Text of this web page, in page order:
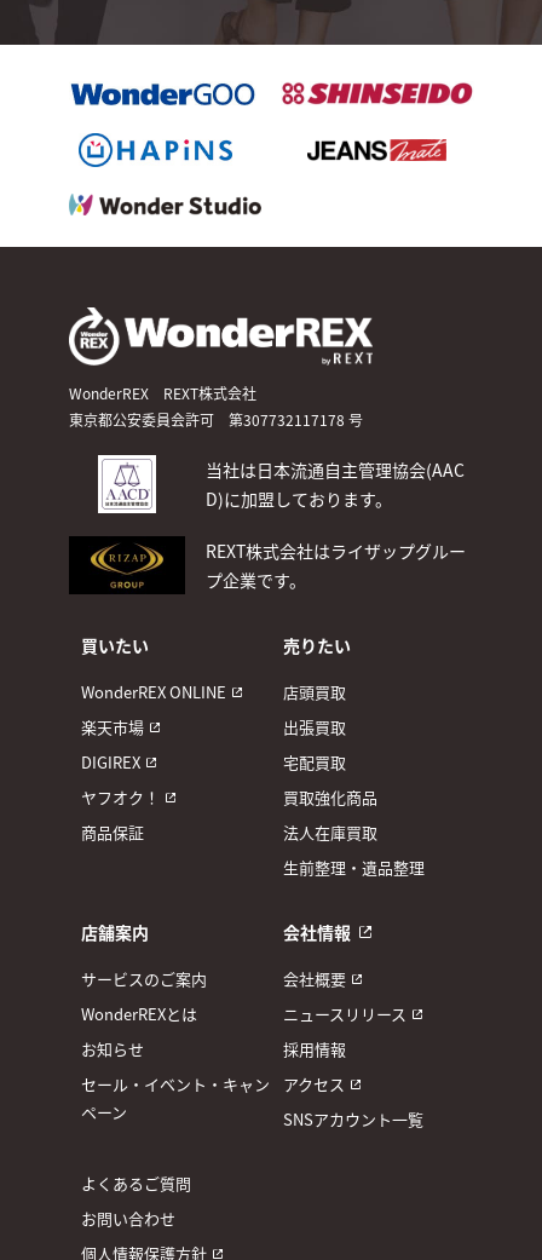
WonderREX REXT株式会社
東京都公安委員会許可 第307732117178 号
当社は日本流通自主管理協会(AAC
D)に加盟しております。
REXT株式会社はライザップグルー
プ企業です。
買いたい
WonderREX ONLINE
楽天市場
DIGIREX
ヤフオク！
商品保証
売りたい
店頭買取
出張買取
宅配買取
買取強化商品
法人在庫買取
生前整理・遺品整理
店舗案内
サービスのご案内
WonderREXとは
お知らせ
セール・イベント・キャン
ペーン
会社情報
会社概要
ニュースリリース
採用情報
アクセス
SNSアカウント一覧
よくあるご質問
お問い合わせ
個人情報保護方針